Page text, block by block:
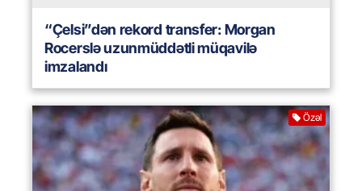
“Çelsi”dən rekord transfer: Morgan
Rocerslə uzunmüddətli müqavilə
imzalandı
Özəl